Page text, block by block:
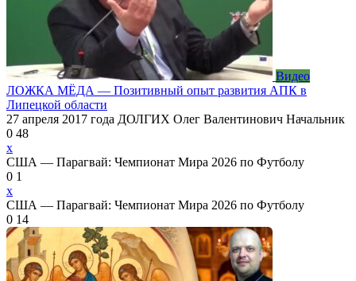
Видео
ЛОЖКА МЁДА — Позитивный опыт развития АПК в
Липецкой области
27 апреля 2017 года ДОЛГИХ Олег Валентинович Начальник
0 48
x
США — Парагвай: Чемпионат Мира 2026 по Футболу
0 1
x
США — Парагвай: Чемпионат Мира 2026 по Футболу
0 14